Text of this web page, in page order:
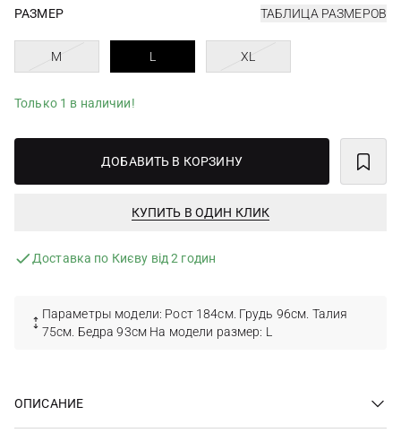
РАЗМЕР ТАБЛИЦА РАЗМЕРОВ
M L XL
Только 1 в наличии!
ДОБАВИТЬ В КОРЗИНУ
КУПИТЬ В ОДИН КЛИК
Доставка по Києву від 2 годин
Параметры модели: Рост 184см. Грудь 96см. Талия
75см. Бедра 93см На модели размер: L
ОПИСАНИЕ